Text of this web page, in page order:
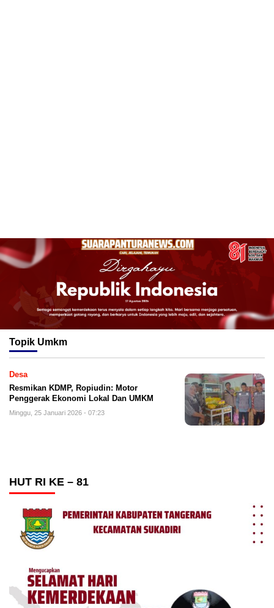
Topik Umkm
Desa
Resmikan KDMP, Ropiudin: Motor
Penggerak Ekonomi Lokal Dan UMKM
Minggu, 25 Januari 2026 - 07:23
HUT RI KE – 81